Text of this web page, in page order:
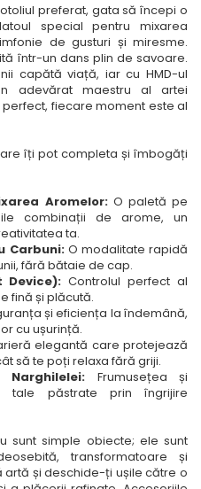
preferat, gata să începi o
special pentru mixarea
de gusturi și miresme.
într-un dans plin de savoare.
capătă viață, iar cu HMD-ul
adevărat maestru al artei
fiecare moment este al
îți pot completa și îmbogăți
Aromelor:O paletă pe
combinații de arome, un
ta.
Carbuni:O modalitate rapidă
fără bătaie de cap.
Device): Controlul perfect al
fină și plăcută.
și eficiența la îndemână,
cu ușurință.
elegantă care protejează
să te poți relaxa fără griji.
Frumusețea și
tale păstrate prin îngrijire
sunt simple obiecte; ele sunt
transformatoare și
și deschide-ți ușile către o